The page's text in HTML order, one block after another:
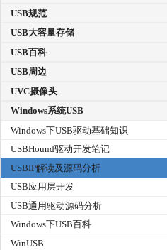
USB规范
USB大容量存储
USB百科
USB周边
UVC摄像头
Windows系统USB
Windows下USB驱动基础知识
USBHound驱动开发笔记
USBIP解读及源码分析
USB应用层开发
USB通用驱动源码分析
Windows下USB百科
WinUSB